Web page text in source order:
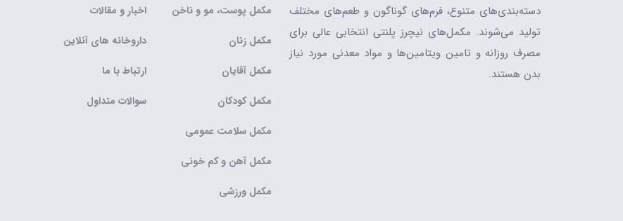
دسته‌بندی‌های متنوع، فرم‌های گوناگون و طعم‌های مختلف
تولید می‌شوند. مکمل‌های نیچرز پلنتی انتخابی عالی برای
مصرف روزانه و تامین ویتامین‌ها و مواد معدنی مورد نیاز
بدن هستند.
مکمل پوست، مو و ناخن
مکمل زنان
مکمل آقایان
مکمل کودکان
مکمل سلامت عمومی
مکمل آهن و کم خونی
مکمل ورزشی
اخبار و مقالات
داروخانه های آنلاین
ارتباط با ما
سوالات متداول